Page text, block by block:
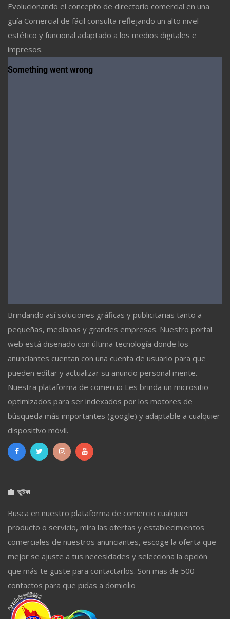
Evolucionando el concepto de directorio comercial en una
guía Comercial de fácil consulta reflejando un alto nivel
estético y funcional adaptado a los medios digitales e
impresos.
Brindando así soluciones gráficas y publicitarias tanto a
pequeñas, medianas y grandes empresas. Nuestro portal
web está diseñado con última tecnología donde los
anunciantes cuentan con una cuenta de usuario para que
pueden editar y actualizar su anuncio personal mente.
Nuestra plataforma de comercio Les brinda un micrositio
optimizados para ser indexados por los motores de
búsqueda más importantes (google) y adaptable a cualquier
dispositivo móvil.
ভূমিকা
Busca en nuestro plataforma de comercio cualquier
producto o servicio, mira las ofertas y establecimientos
comerciales de nuestros anunciantes, escoge la oferta que
mejor se ajuste a tus necesidades y selecciona la opción
que más te guste para contactarlos. Son mas de 500
contactos para que pidas a domicilio